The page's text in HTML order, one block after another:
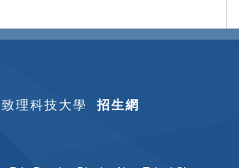
致理科技大學招生網